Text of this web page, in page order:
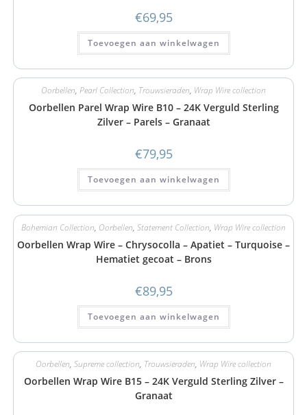
€69,95
Toevoegen aan winkelwagen
Oorbellen, Pearl Collection, Trouwsieraden, Wrap Wire collection
Oorbellen Parel Wrap Wire B10 – 24K Verguld Sterling
Zilver – Parels – Granaat
€79,95
Toevoegen aan winkelwagen
Bohemian Collection, Oorbellen, Statement Collection, Wrap Wire collection
Oorbellen Wrap Wire – Chrysocolla – Apatiet – Turquoise –
Hematiet gecoat – Brons
€89,95
Toevoegen aan winkelwagen
Oorbellen, Supreme collection, Trouwsieraden, Wrap Wire collection
Oorbellen Wrap Wire B15 – 24K Verguld Sterling Zilver –
Granaat